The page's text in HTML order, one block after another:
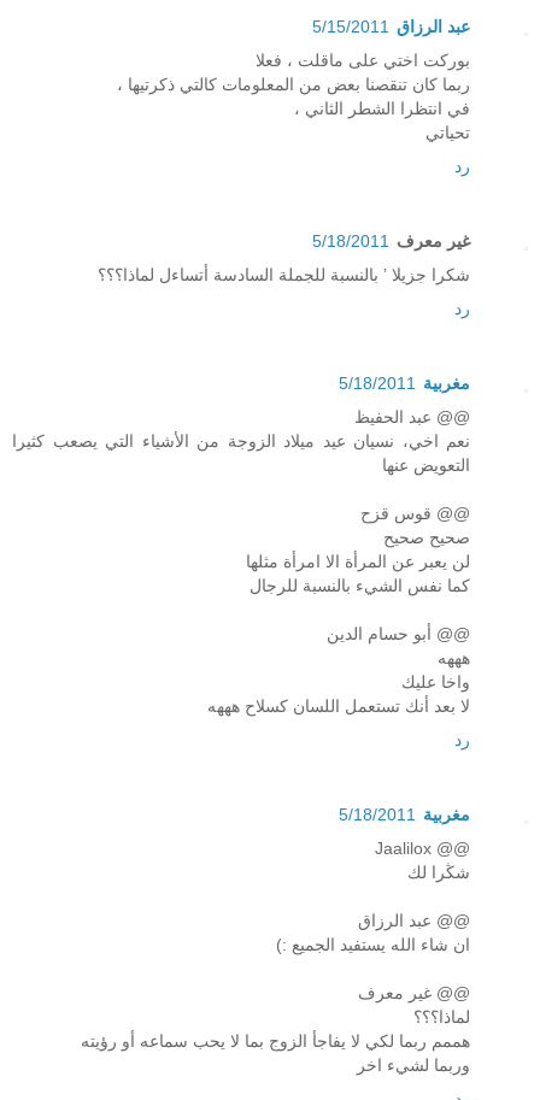
عبد الرزاق 5/15/2011
بوركت اختي على ماقلت ، فعلا
ربما كان تنقصنا بعض من المعلومات كالتي ذكرتيها ،
في انتظرا الشطر الثاني ،
تحياتي
رد
غير معرف
5/18/2011
شكرا جزيلا ’ بالنسبة للجملة السادسة أتساءل لماذا؟؟؟
رد
مغربية
5/18/2011
@@ عبد الحفيظ
نعم اخي، نسيان عيد ميلاد الزوجة من الأشياء التي يصعب كثيرا
التعويض عنها
@@ قوس قزح
صحيح صحيح
لن يعبر عن المرأة الا امرأة مثلها
كما نفس الشيء بالنسبة للرجال
@@ أبو حسام الدين
هههه
واخا عليك
لا بعد أنك تستعمل اللسان كسلاح هههه
رد
مغربية
5/18/2011
@@ Jaalilox
شڭرا لك
@@ عبد الرزاق
ان شاء الله يستفيد الجميع :)
@@ غير معرف
لماذا؟؟؟
هممم ربما لكي لا يفاجأ الزوج بما لا يحب سماعه أو رؤيته
وربما لشيء اخر